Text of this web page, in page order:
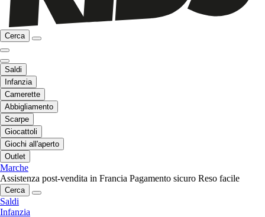
Cerca
Saldi
Infanzia
Camerette
Abbigliamento
Scarpe
Giocattoli
Giochi all'aperto
Outlet
Marche
Assistenza post-vendita in Francia Pagamento sicuro Reso facile
Cerca
Saldi
Infanzia